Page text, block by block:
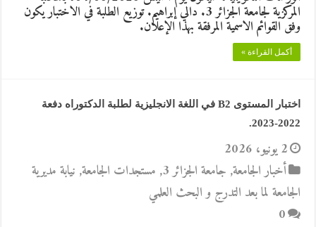
المركزية لجامعة الجزائر 3. دالي إبراهيم. توزيع الطلبة في الاختبار يكون
وفق القوائم الاسمية المرفقة بهذا الإعلان.
أكمل القراءة »
اختبار المستوى B2 في اللغة الانجليزية لطلبة الدكتوراه دفعة
2022-2023.
2 يونيو، 2026
أخبار الجامعة, جامعة الجزائر 3 , مستجدات الجامعة, نيابة مديرية
الجامعة لما بعد التدرج و البحث العلمي
0